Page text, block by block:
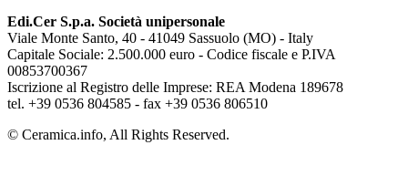
Edi.Cer S.p.a. Società unipersonale
Viale Monte Santo, 40 - 41049 Sassuolo (MO) - Italy
Capitale Sociale: 2.500.000 euro - Codice fiscale e P.IVA
00853700367
Iscrizione al Registro delle Imprese: REA Modena 189678
tel. +39 0536 804585 - fax +39 0536 806510
© Ceramica.info, All Rights Reserved.